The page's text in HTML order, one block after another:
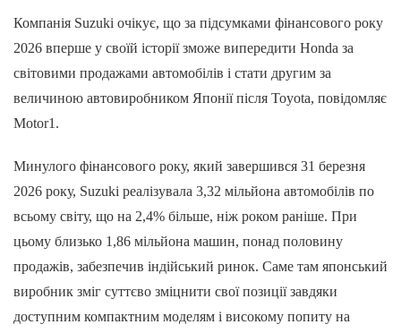
Компанія Suzuki очікує, що за підсумками фінансового року
2026 вперше у своїй історії зможе випередити Honda за
світовими продажами автомобілів і стати другим за
величиною автовиробником Японії після Toyota, повідомляє
Motor1.
Минулого фінансового року, який завершився 31 березня
2026 року, Suzuki реалізувала 3,32 мільйона автомобілів по
всьому світу, що на 2,4% більше, ніж роком раніше. При
цьому близько 1,86 мільйона машин, понад половину
продажів, забезпечив індійський ринок. Саме там японський
виробник зміг суттєво зміцнити свої позиції завдяки
доступним компактним моделям і високому попиту на